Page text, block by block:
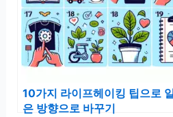
10가지 라이프헤이킹 팁으로
은 방향으로 바꾸기